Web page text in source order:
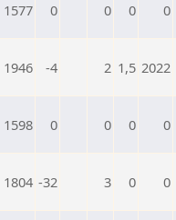
1577 0 0 0 0
1946 -4 2 1,5 2022
1598 0 0 0 0
1804 -32 3 0 0